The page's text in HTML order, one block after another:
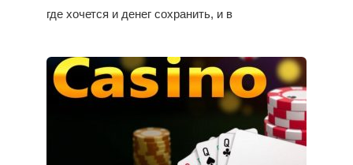
где хочется и денег сохранить, и в